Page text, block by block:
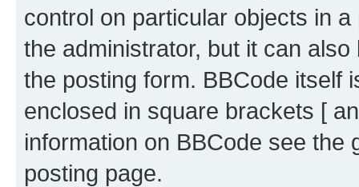
control on particular objects in
the administrator, but it can
the posting form. BBCode itself
enclosed in square brackets [
information on BBCode see
posting page.